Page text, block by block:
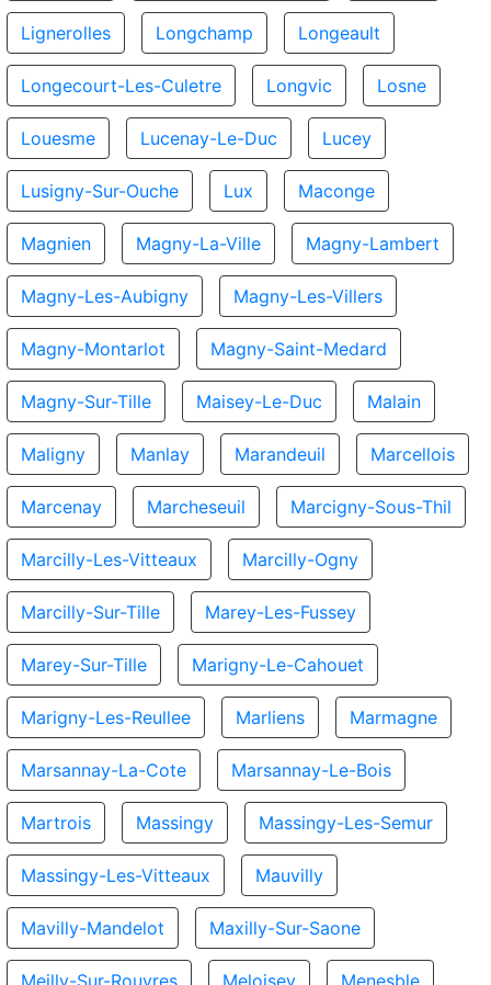
Lignerolles Longchamp Longeault
Longecourt-Les-Culetre Longvic Losne
Louesme Lucenay-Le-Duc Lucey
Lusigny-Sur-Ouche Lux Maconge
Magnien Magny-La-Ville Magny-Lambert
Magny-Les-Aubigny Magny-Les-Villers
Magny-Montarlot Magny-Saint-Medard
Magny-Sur-Tille Maisey-Le-Duc Malain
Maligny Manlay Marandeuil Marcellois
Marcenay Marcheseuil Marcigny-Sous-Thil
Marcilly-Les-Vitteaux Marcilly-Ogny
Marcilly-Sur-Tille Marey-Les-Fussey
Marey-Sur-Tille Marigny-Le-Cahouet
Marigny-Les-Reullee Marliens Marmagne
Marsannay-La-Cote Marsannay-Le-Bois
Martrois Massingy Massingy-Les-Semur
Massingy-Les-Vitteaux Mauvilly
Mavilly-Mandelot Maxilly-Sur-Saone
Meilly-Sur-Rouvres Meloisey Menesble